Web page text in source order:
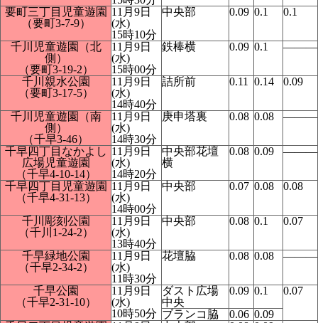
要町三丁目児童遊園
（要町3-7-9）
11月9日
(水)
15時10分
中央部 0.09 0.1 0.1
千川児童遊園（北
側）
（要町3-19-2）
11月9日
(水)
15時00分
鉄棒横 0.09 0.1 ―――
千川親水公園
（要町3-17-5）
11月9日
(水)
14時40分
詰所前 0.11 0.14 0.09
千川児童遊園（南
側）
（千早3-46）
11月9日
(水)
14時30分
庚申塔裏 0.08 0.08 ―――
千早四丁目なかよし
広場児童遊園
（千早4-10-14）
11月9日
(水)
14時20分
中央部花壇
横
0.08 0.09 ―――
千早四丁目児童遊園
（千早4-31-13）
11月9日
(水)
14時00分
中央部 0.07 0.08 0.08
千川彫刻公園
（千川1-24-2）
11月9日
(水)
13時40分
中央部 0.08 0.1 0.07
千早緑地公園
（千早2-34-2）
11月9日
(水)
11時30分
花壇脇 0.08 0.08 ―――
千早公園
（千早2-31-10）
11月9日
(水)
10時50分
ダスト広場
中央
0.09 0.1
0.07
ブランコ脇
0.06 0.09